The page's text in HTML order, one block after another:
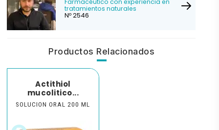
Farmacéutico con experiencia en
tratamientos naturales
Nº 2546
Productos Relacionados
Actithiol
mucolitico...
SOLUCION ORAL 200 ML